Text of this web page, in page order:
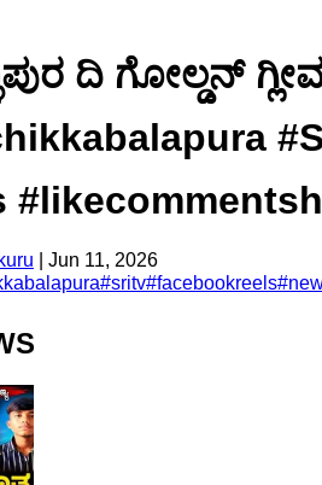
ದಿ ಗೋಲ್ಡನ್
Jun 11, 2026
#sritv#facebookreels#